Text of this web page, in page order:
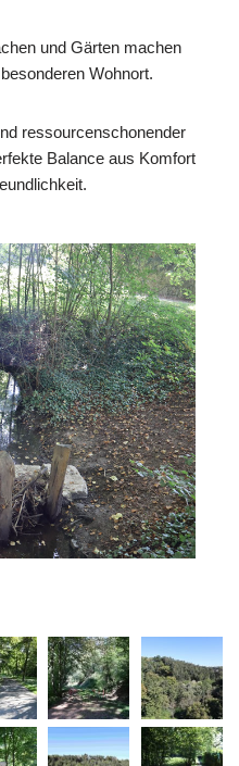
und Gärten machen
Wohnort.
ressourcenschonender
Balance aus Komfort